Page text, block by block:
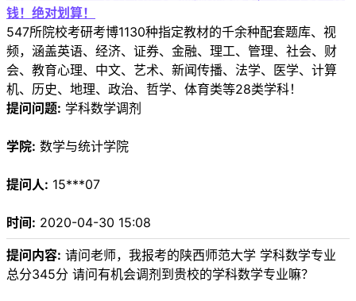
钱！绝对划算！
547所院校考研考博1130种指定教材的千余种配套题库、视
频，涵盖英语、经济、证券、金融、理工、管理、社会、财
会、教育心理、中文、艺术、新闻传播、法学、医学、计算
机、历史、地理、政治、哲学、体育类等28类学科！
提问问题: 学科数学调剂
学院: 数学与统计学院
提问人: 15***07
时间: 2020-04-30 15:08
提问内容: 请问老师，我报考的陕西师范大学 学科数学专业
总分345分 请问有机会调剂到贵校的学科数学专业嘛？